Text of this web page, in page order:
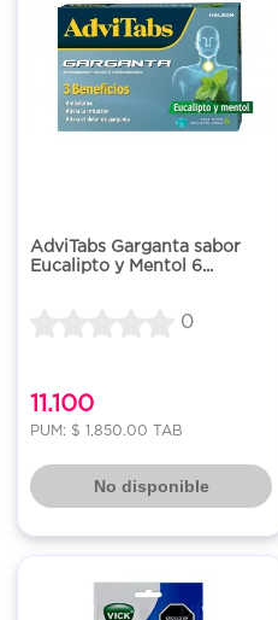
AdviTabs Garganta sabor
Eucalipto y Mentol 6...
0
11.100
PUM: $ 1,850.00 TAB
No disponible